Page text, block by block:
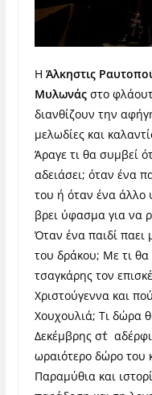
Η Άλκηστις
Μυλωνάςστο
διανθίζουν την
μελωδίες και
Άραγε τι θα συμβεί
αδειάσει; όταν ένα
του ή όταν ένα άλλο
βρει ύφασμα για να
Όταν ένα παιδί
του δράκου; Με τι θα
τσαγκάρης τον
Χριστούγεννα και
Χουχουλιά; Τι δώρα
Δεκέμβρης
ωραιότερο δώρο του
Παραμύθια και